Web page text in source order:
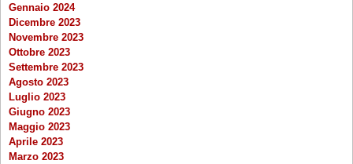
Gennaio 2024
Dicembre 2023
Novembre 2023
Ottobre 2023
Settembre 2023
Agosto 2023
Luglio 2023
Giugno 2023
Maggio 2023
Aprile 2023
Marzo 2023